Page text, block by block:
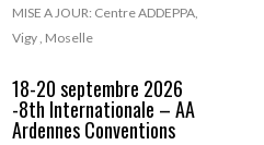
MISE A JOUR: Centre ADDEPPA,
Vigy , Moselle
18-20 septembre 2026
-8th Internationale – AA
Ardennes Conventions